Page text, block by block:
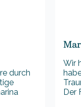
durch
Wir
Der